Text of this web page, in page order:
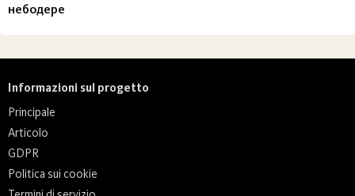
небодере
Informazioni sul progetto
Principale
Articolo
GDPR
Politica sui cookie